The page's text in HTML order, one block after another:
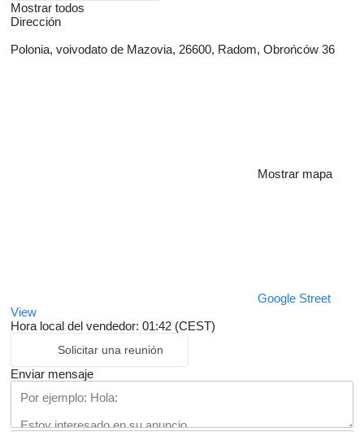
Mostrar todos
Dirección
Polonia, voivodato de Mazovia, 26600, Radom, Obrońców 36
Mostrar mapa
Google Street
View
Hora local del vendedor: 01:42 (CEST)
Solicitar una reunión
Enviar mensaje